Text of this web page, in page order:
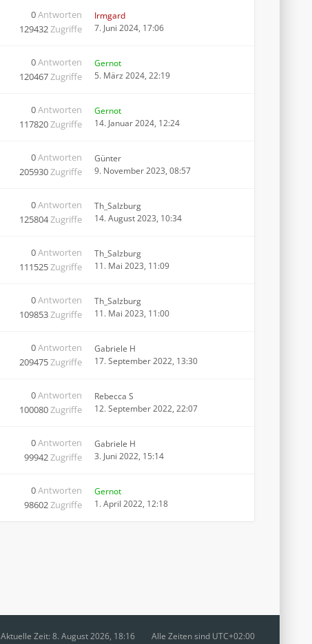
0Antworten
129432Zugriffe
Irmgard
7. Juni 2024, 17:06
0Antworten
120467Zugriffe
Gernot
5. März 2024, 22:19
0Antworten
117820Zugriffe
Gernot
14. Januar 2024, 12:24
0Antworten
205930Zugriffe
Günter
9. November 2023, 08:57
0Antworten
125804Zugriffe
Th_Salzburg
14. August 2023, 10:34
0Antworten
111525Zugriffe
Th_Salzburg
11. Mai 2023, 11:09
0Antworten
109853Zugriffe
Th_Salzburg
11. Mai 2023, 11:00
0Antworten
209475Zugriffe
Gabriele H
17. September 2022, 13:30
0Antworten
100080Zugriffe
Rebecca S
12. September 2022, 22:07
0Antworten
99942Zugriffe
Gabriele H
3. Juni 2022, 15:14
0Antworten
98602Zugriffe
Gernot
1. April 2022, 12:18
Alle Zeiten sind UTC+02:00
Aktuelle Zeit: 8. August 2026, 18:16